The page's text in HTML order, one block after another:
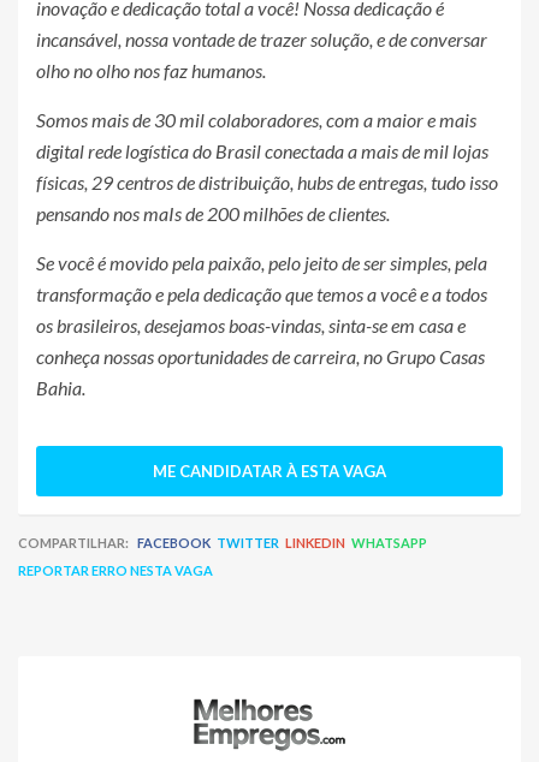
inovação e dedicação total a você! Nossa dedicação é
incansável, nossa vontade de trazer solução, e de conversar
olho no olho nos faz humanos.
Somos mais de 30 mil colaboradores, com a maior e mais
digital rede logística do Brasil conectada a mais de mil lojas
físicas, 29 centros de distribuição, hubs de entregas, tudo isso
pensando nos maIs de 200 milhões de clientes.
Se você é movido pela paixão, pelo jeito de ser simples, pela
transformação e pela dedicação que temos a você e a todos
os brasileiros, desejamos boas-vindas, sinta-se em casa e
conheça nossas oportunidades de carreira, no Grupo Casas
Bahia.
ME CANDIDATAR À ESTA VAGA
COMPARTILHAR: FACEBOOK TWITTER LINKEDIN WHATSAPP
REPORTAR ERRO NESTA VAGA